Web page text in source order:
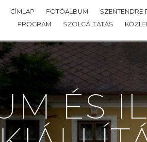
CÍMLAP FOTÓALBUM SZENTENDRE
PROGRAM
SZOLGÁLTATÁS
ÉS